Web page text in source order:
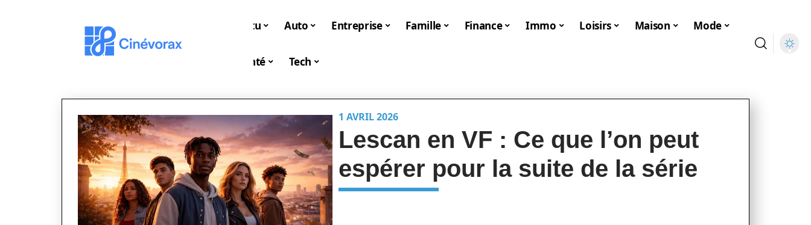
Actu Auto Entreprise Famille Finance Immo Loisirs Maison Mode
Santé Tech
1 AVRIL 2026
Lescan en VF : Ce que l’on peut
espérer pour la suite de la série